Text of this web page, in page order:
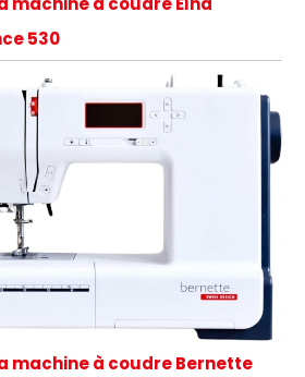
530
machine à coudre Bernette